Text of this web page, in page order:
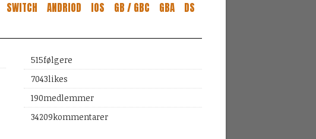
SWITCH ANDRIOD IOS GB / GBC GBA
DS
515følgere
7043likes
190medlemmer
34209kommentarer